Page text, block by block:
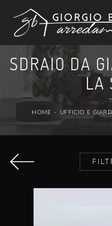
SDRAIO DA
LA
HOME - UFFICIO E